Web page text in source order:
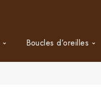
Boucles d’oreilles